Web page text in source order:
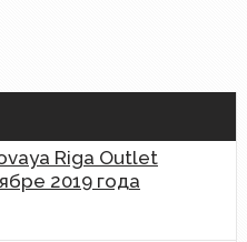
Riga Outlet
2019 года